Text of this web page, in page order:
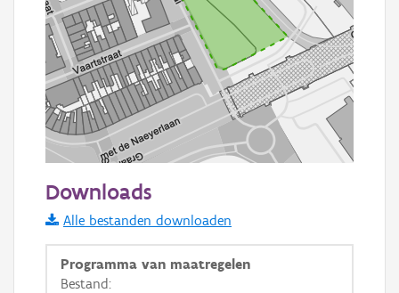
Informatie Vlaanderen
i
Downloads
Alle bestanden downloaden
Programma van maatregelen
Bestand: